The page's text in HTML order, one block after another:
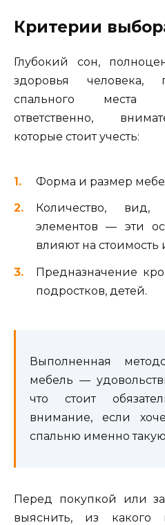
Критерии
Глубокий сон,
здоровья
спального места
ответственно,
которые стоит учесть:
Форма и размер
Количество, вид,
элементов — эти
влияют на стоимость
Предназначение
подростков, детей.
Выполненная
мебель —
что стоит
внимание, если
спальню именно такую
Перед покупкой или
выяснить, из какого